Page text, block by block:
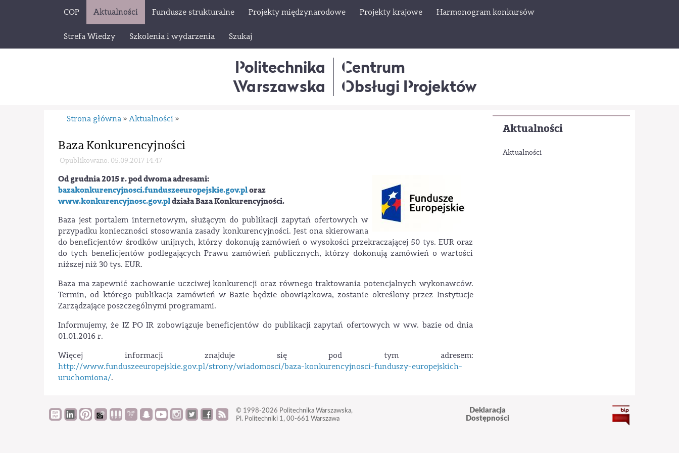
COP Aktualności Fundusze strukturalne Projekty międzynarodowe Projekty krajowe Harmonogram konkursów
Strefa Wiedzy Szkolenia i wydarzenia Szukaj
Politechnika
Warszawska
Centrum
Obsługi Projektów
Aktualności
Aktualności
Strona główna » Aktualności »
Baza Konkurencyjności
Opublikowano: 05.09.2017 14:47
Od grudnia 2015 r. pod dwoma adresami:
bazakonkurencyjnosci.funduszeeuropejskie.gov.ploraz
www.konkurencyjnosc.gov.pldziała Baza Konkurencyjności.
Baza jest portalem internetowym, służącym do publikacji zapytań ofertowych w
przypadku konieczności stosowania zasady konkurencyjności. Jest ona skierowana
do beneficjentów środków unijnych, którzy dokonują zamówień o wysokości przekraczającej 50 tys. EUR oraz
do tych beneficjentów podlegających Prawu zamówień publicznych, którzy dokonują zamówień o wartości
niższej niż 30 tys. EUR.
Baza ma zapewnić zachowanie uczciwej konkurencji oraz równego traktowania potencjalnych wykonawców.
Termin, od którego publikacja zamówień w Bazie będzie obowiązkowa, zostanie określony przez Instytucje
Zarządzające poszczególnymi programami.
Informujemy, że IZ PO IR zobowiązuje beneficjentów do publikacji zapytań ofertowych w ww. bazie od dnia
01.01.2016 r.
Więcej informacji znajduje się pod tym adresem:
http://www.funduszeeuropejskie.gov.pl/strony/wiadomosci/baza-konkurencyjnosci-funduszy-europejskich-
uruchomiona/.
© 1998-2026 Politechnika Warszawska,
Pl. Politechniki 1, 00-661 Warszawa
Deklaracja
Dostępności